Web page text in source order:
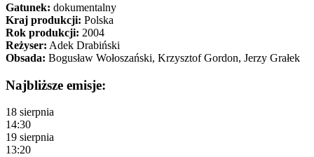
Gatunek: dokumentalny
Kraj produkcji: Polska
Rok produkcji: 2004
Reżyser: Adek Drabiński
Obsada: Bogusław Wołoszański, Krzysztof Gordon, Jerzy Grałek
Najbliższe emisje:
18 sierpnia
14:30
19 sierpnia
13:20